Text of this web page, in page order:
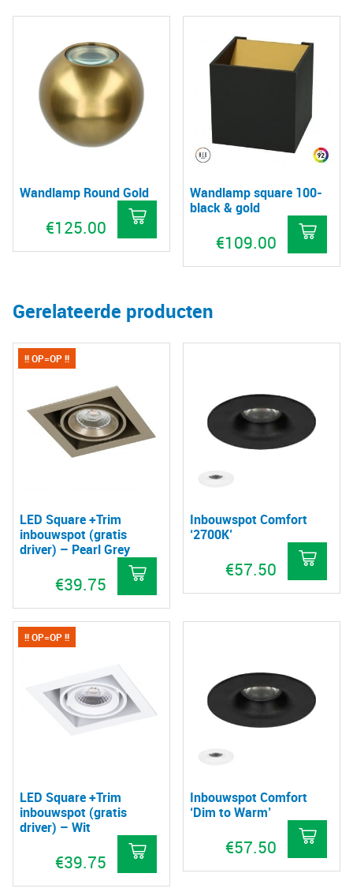
Wandlamp Round Gold
€125.00
Wandlamp square 100-
black & gold
€109.00
Gerelateerde producten
!! OP=OP !!
LED Square +Trim
inbouwspot (gratis
driver) – Pearl Grey
€39.75
Inbouwspot Comfort
‘2700K’
€57.50
!! OP=OP !!
LED Square +Trim
inbouwspot (gratis
driver) – Wit
€39.75
Inbouwspot Comfort
‘Dim to Warm’
€57.50